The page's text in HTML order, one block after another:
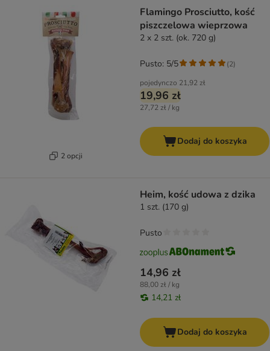
2 opcji
Flamingo Prosciutto, kość
piszczelowa wieprzowa
2 x 2 szt. (ok. 720 g)
pojedynczo 21,92 zł
19,96 zł
27,72 zł / kg
Pusto: 5/5 (2)
Dodaj do koszyka
Heim, kość udowa z dzika
1 szt. (170 g)
14,96 zł
88,00 zł / kg
14,21 zł
Pusto
Dodaj do koszyka